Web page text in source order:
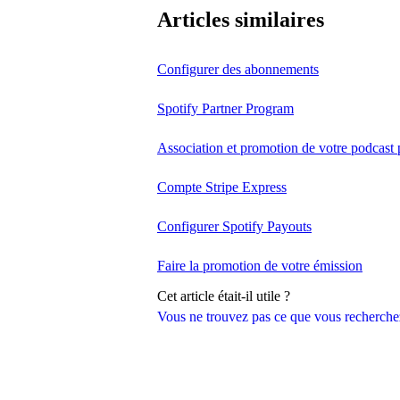
Vous ne trouvez pas ce que vous
Articles similaires
Configurer des abonnements
Spotify Partner Program
Association et promotion de votre podcast
Compte Stripe Express
Configurer Spotify Payouts
Faire la promotion de votre émission
Cet article était-il utile ?